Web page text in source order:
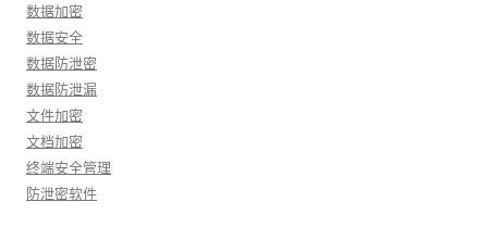
数据加密
数据安全
数据防泄密
数据防泄漏
文件加密
文档加密
终端安全管理
防泄密软件